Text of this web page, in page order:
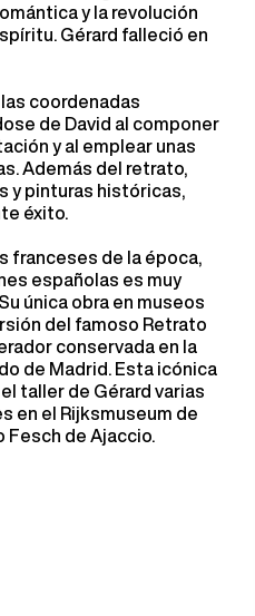
y la revolución
Gérard falleció en
coordenadas
de David al componer
y al emplear unas
Además del retrato,
pinturas históricas,
éxito.
franceses de la época,
españolas es muy
única obra en museos
del famoso Retrato
conservada en la
de Madrid. Esta icónica
taller de Gérard varias
en el Rijksmuseum de
Fesch de Ajaccio.